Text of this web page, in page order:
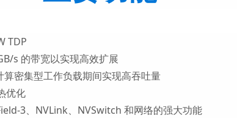
TDP
s 的带宽以实现高效扩展
密集型工作负载期间实现高吞吐量
优化
3、NVLink、NVSwitch 和网络的强大功能